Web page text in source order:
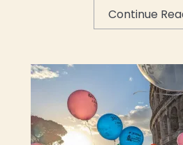
Continue